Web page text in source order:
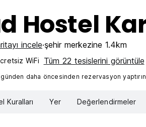
Hostel
incele şehir merkezine 1.4km
WiFi Tüm 22 tesislerini görüntüle
daha öncesinden rezervasyon
Kuralları Yer Değerlendirmeler